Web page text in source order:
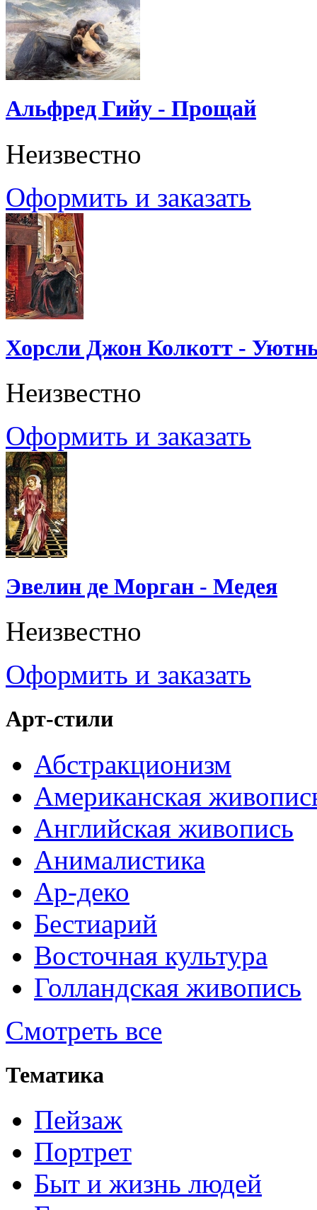
Альфред Гийу - Прощай
Неизвестно
Оформить и заказать
Хорсли Джон Колкотт -
Неизвестно
Оформить и заказать
Эвелин де Морган - Медея
Неизвестно
Оформить и заказать
Арт-стили
Абстракционизм
Американская
Английская живопись
Анималистика
Ар-деко
Бестиарий
Восточная культура
Голландская живопись
Смотреть все
Тематика
Пейзаж
Портрет
Быт и жизнь людей